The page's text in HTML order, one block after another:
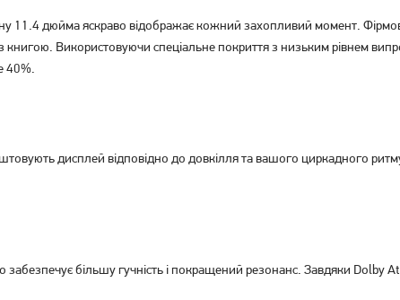
Gray
Pro 8/256GB LTE Orange
15 089грн
Pro 8/256GB LTE Orange
15 089грн
11.4 дюйма яскраво відображає кожний захопливий момент.
Використовуючи спеціальне покриття з низьким рівнем
40%.
дисплей відповідно до довкілля та вашого циркадного
більшу гучність і покращений резонанс. Завдяки Dolby